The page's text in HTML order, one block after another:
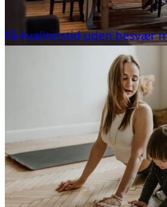
Få kvalitetstid uden besvær